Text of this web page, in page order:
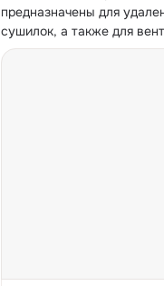
предназначены для
сушилок, а также для
внутренней